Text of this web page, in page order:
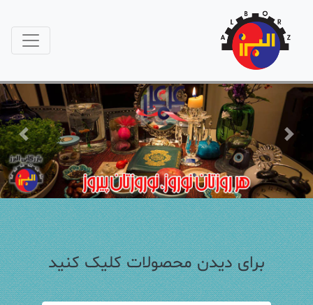
Previous Next
برای دیدن محصولات کلیک کنید